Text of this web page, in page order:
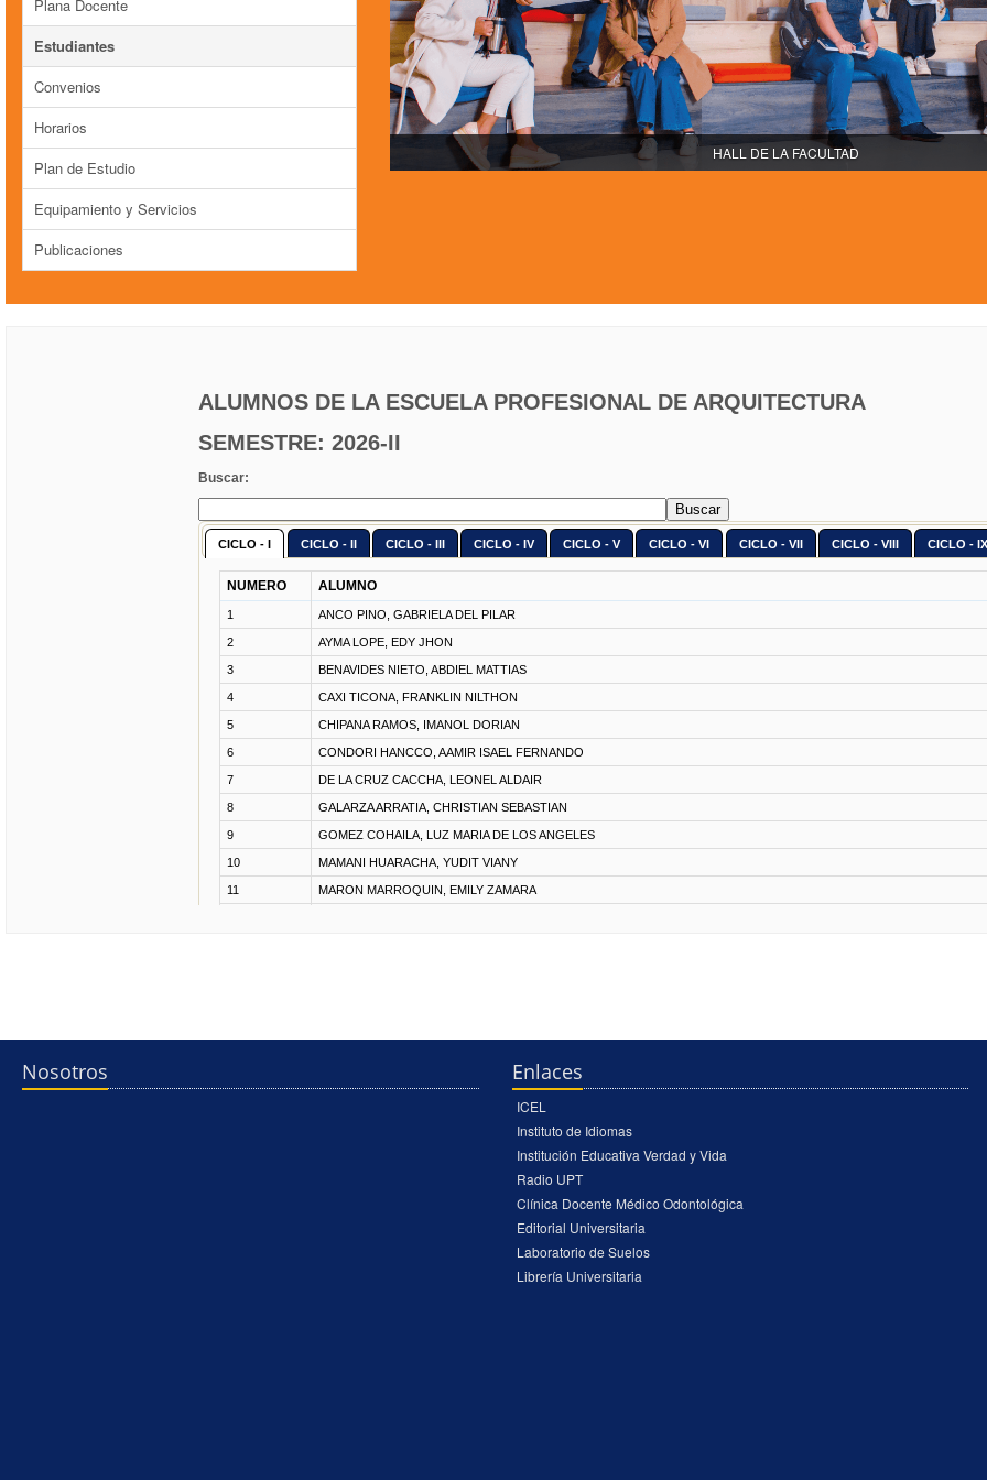
Plana Docente
Estudiantes
Convenios
Horarios
Plan de Estudio
Equipamiento y Servicios
Publicaciones
ÁREAS DE
Nosotros Enlaces
ICEL
Instituto de Idiomas
Institución Educativa Verdad y Vida
Radio UPT
Clínica Docente Médico Odontológica
Editorial Universitaria
Laboratorio de Suelos
Librería Universitaria